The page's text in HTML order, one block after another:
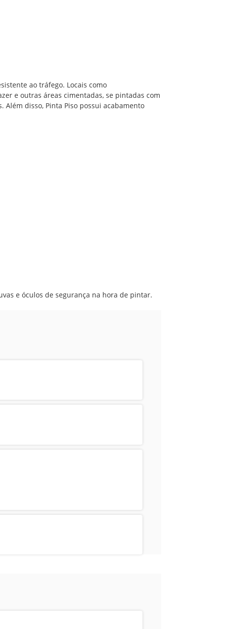
ao tráfego. Locais como
e outras áreas cimentadas, se pintadas com
Além disso, Pinta Piso possui acabamento
e óculos de segurança na hora de pintar.